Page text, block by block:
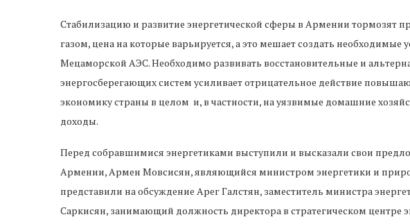
Стабилизацию и развитие энергетической сферы в Армении
газом, цена на которые варьируется, а это мешает создать
Мецаморской АЭС. Необходимо развивать восстановительные и
энергосберегающих систем усиливает отрицательное действие
экономику страны в целом и, в частности, на уязвимые домашние
доходы.
Перед собравшимися энергетиками выступили и высказали свои
Армении, Армен Мовсисян, являющийся министром энергетики и
представили на обсуждение Арег Галстян, заместитель министра
Саркисян, занимающий должность директора в стратегическом центре